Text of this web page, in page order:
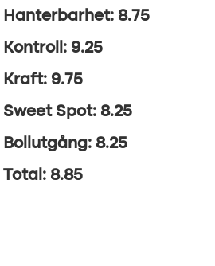
Hanterbarhet: 8.75
Kontroll: 9.25
Kraft: 9.75
Sweet Spot: 8.25
Bollutgång: 8.25
Total: 8.85